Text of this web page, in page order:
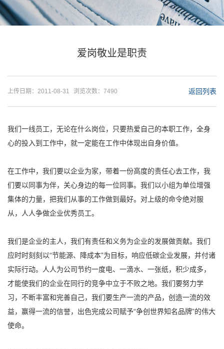
爱岗敬业是职责
上传日期：2011-08-31 浏览次数：7490 返回列表
我们一线员工，无论在什么岗位，只要热爱自己的本职工作，全身
心的投入到工作中，就一定能在工作中体现出自身价值。
在工作中，我们要以企业为家，带着一份高度的责任心去工作，我
们要以同事为伴，关心身边的每一位同事。我们以小组为单位增强
集体的力量，把我们从事的工作做到最好。对上级的命令绝对服
从，人人争做企业优秀员工。
我们是企业的主人，我们有责任和义务为企业的发展做贡献。我们
应时时刻刻以“节能源、降成本”为目标，响应低碳企业发展，并付诸
实际行动。人人为公司节约一度电、一滴水、一张纸，积少成多，
才能使我们的企业在同行的竞争中立于不败之地。我们要努力学
习，不断丰富和完善自己，我们要生产一流的产品，创造一流的效
益，赢得一流的信誉，出色完成公司赋予“争创世界知名品牌”的伟大
使命。